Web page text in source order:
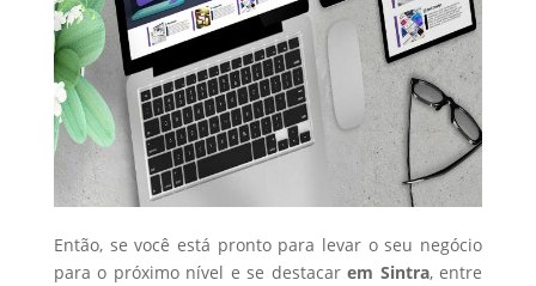
Então, se você está pronto para levar o seu negócio
para o próximo nível e se destacarem Sintra, entre